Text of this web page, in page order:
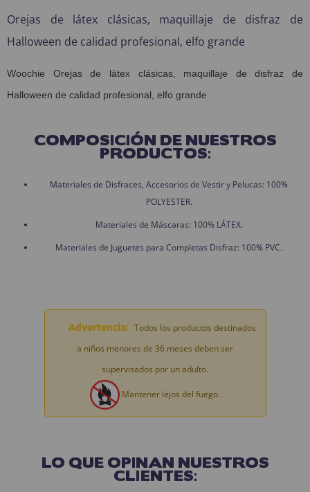
Orejas de látex clásicas, maquillaje de disfraz de
Halloween de calidad profesional, elfo grande
Woochie Orejas de látex clásicas, maquillaje de disfraz de
Halloween de calidad profesional, elfo grande
COMPOSICIÓN DE NUESTROS
PRODUCTOS:
Materiales de Disfraces, Accesorios de Vestir y Pelucas: 100%
POLYESTER.
Materiales de Máscaras: 100% LÁTEX.
Materiales de Juguetes para Completas Disfraz: 100% PVC.
Advertencia: Todos los productos destinados
a niños menores de 36 meses deben ser
supervisados por un adulto.
Mantener lejos del fuego.
LO QUE OPINAN NUESTROS
CLIENTES: